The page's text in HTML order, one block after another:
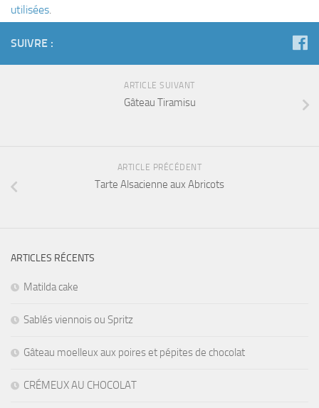
utilisées
SUIVRE :
ARTICLE SUIVANT
Gâteau Tiramisu
ARTICLE PRÉCÉDENT
Tarte Alsacienne aux Abricots
ARTICLES RÉCENTS
Matilda cake
Sablés viennois ou Spritz
Gâteau moelleux aux poires et pépites de chocolat
CRÉMEUX AU CHOCOLAT